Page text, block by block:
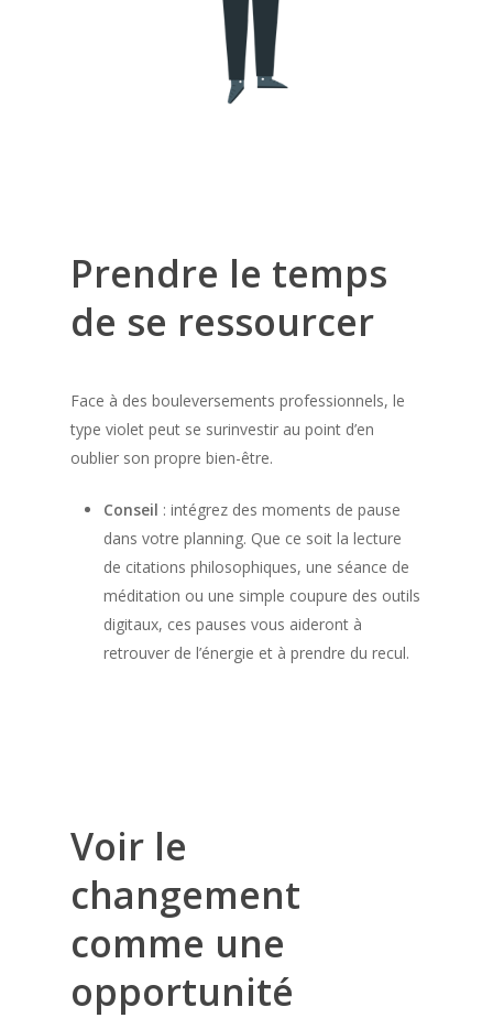
Prendre le temps
de se ressourcer
Face à des bouleversements professionnels, le
type violet peut se surinvestir au point d’en
oublier son propre bien-être.
Conseil : intégrez des moments de pause
dans votre planning. Que ce soit la lecture
de citations philosophiques, une séance de
méditation ou une simple coupure des outils
digitaux, ces pauses vous aideront à
retrouver de l’énergie et à prendre du recul.
Voir le
changement
comme une
opportunité
Devenez
ComColors
Découvrez votre profil
ComColors
Suivez la formation
ComColors
La collection de livres
Le modèle
Le modèle ComColors
L’approche
Les outils ComColors
ComColors pour
entreprises
ComColors pour